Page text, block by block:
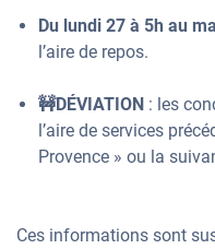
Du lundi 27 à 5h au
l’aire de repos.
🚧DÉVIATION : les
l’aire de services
Provence » ou la
Ces informations sont